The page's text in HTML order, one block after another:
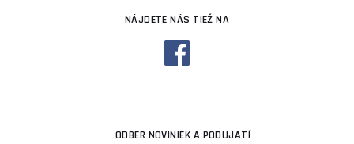
NÁJDETE NÁS TIEŽ NA
ODBER NOVINIEK A PODUJATÍ